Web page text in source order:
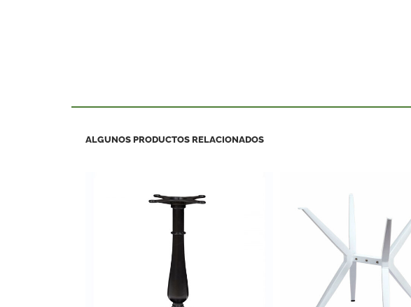
ALGUNOS PRODUCTOS RELACIONADOS